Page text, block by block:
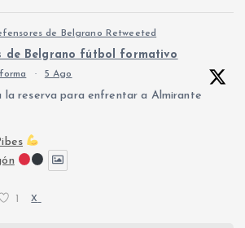
de Belgrano Retweeted
de Belgrano fútbol formativo
· 5 Ago
la reserva para enfrentar a Almirante
X